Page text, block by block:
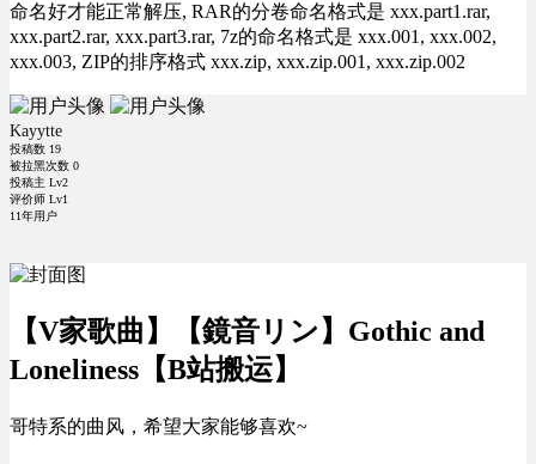
命名好才能正常解压, RAR的分卷命名格式是 xxx.part1.rar,
xxx.part2.rar, xxx.part3.rar, 7z的命名格式是 xxx.001, xxx.002,
xxx.003, ZIP的排序格式 xxx.zip, xxx.zip.001, xxx.zip.002
Kayytte
投稿数 19
被拉黑次数 0
投稿主 Lv2
评价师 Lv1
11年用户
【V家歌曲】【鏡音リン】Gothic and
Loneliness【B站搬运】
哥特系的曲风，希望大家能够喜欢~